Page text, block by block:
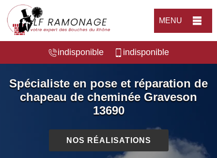
MENU
indisponible indisponible
Spécialiste en pose et réparation de
chapeau de cheminée Graveson
13690
NOS RÉALISATIONS